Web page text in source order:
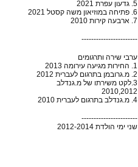
5. גדעון עפרת 2021
6. פתיחה במוזיאון משה קסטל 2021
7. ארבעה קירות 2010
-----------------------
ערבי שירה ותרגומים
1. החירות מגיעה עירומה 2013
2. מ.גרובמן בתרגום לעברית 2012
3.לקט משירתו של מ.גנדלב
2010,2012
4. מ.גנדלב בתרגום לעברית 2010
-----------------------
שני ימי הולדת 2012-2014